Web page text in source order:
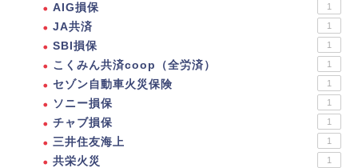
AIG損保 1
JA共済 1
SBI損保 1
こくみん共済coop（全労済） 1
セゾン自動車火災保険 1
ソニー損保 1
チャブ損保 1
三井住友海上 1
共栄火災 1